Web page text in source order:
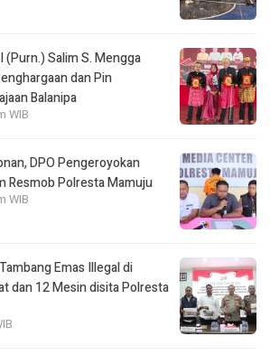
Salim S. Mengga
dan Pin
Balanipa
WIB
DPO Pengeroyokan
Resmob Polresta Mamuju
WIB
Emas Illegal di
dan 12 Mesin disita Polresta